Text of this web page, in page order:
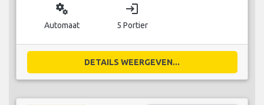
miscellaneous_services
Automaat
login
5 Portier
DETAILS WEERGEVEN...